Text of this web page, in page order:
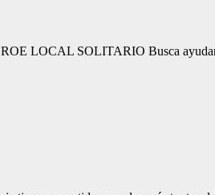
LOCAL SOLITARIO Busca